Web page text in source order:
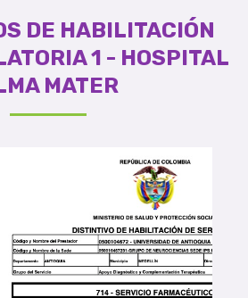
DE HABILITACIÓN
1 - HOSPITAL
MATER